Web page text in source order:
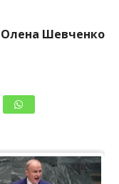
Олена Шевченко